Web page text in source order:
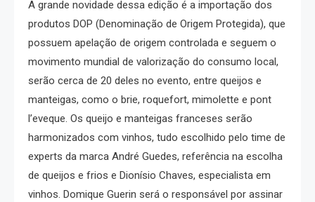
A grande novidade dessa edição é a importação dos
produtos DOP (Denominação de Origem Protegida), que
possuem apelação de origem controlada e seguem o
movimento mundial de valorização do consumo local,
serão cerca de 20 deles no evento, entre queijos e
manteigas, como o brie, roquefort, mimolette e pont
l’eveque. Os queijo e manteigas franceses serão
harmonizados com vinhos, tudo escolhido pelo time de
experts da marca André Guedes, referência na escolha
de queijos e frios e Dionísio Chaves, especialista em
vinhos. Domique Guerin será o responsável por assinar